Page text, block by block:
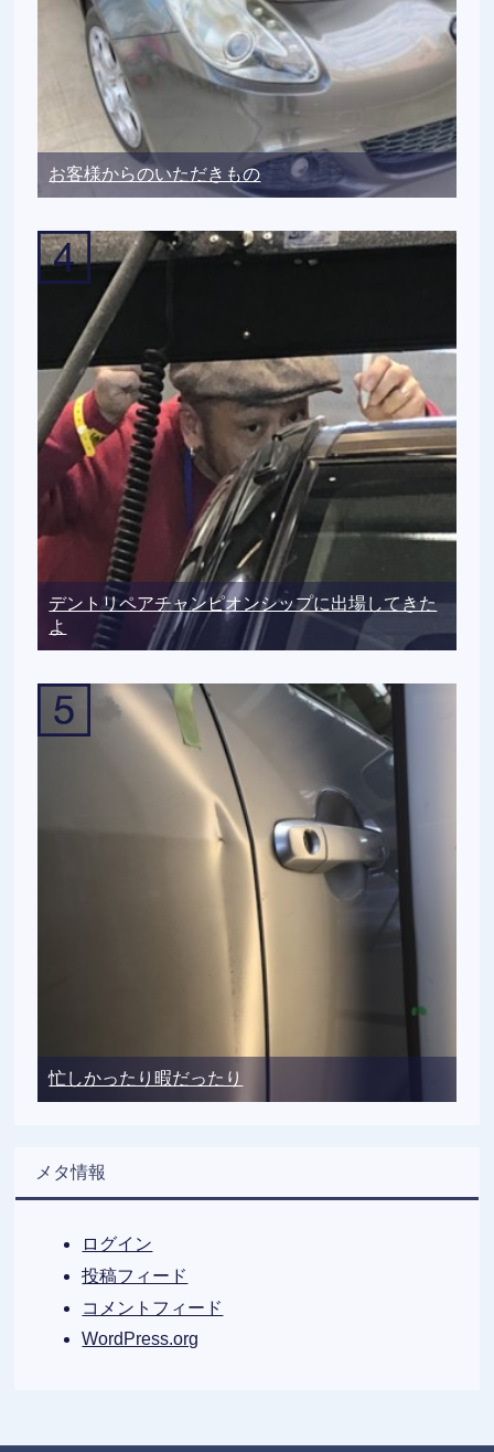
お客様からのいただきもの
デントリペアチャンピオンシップに出場してきた
よ
忙しかったり暇だったり
メタ情報
ログイン
投稿フィード
コメントフィード
WordPress.org